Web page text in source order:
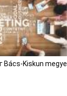
Bács-Kiskun megye